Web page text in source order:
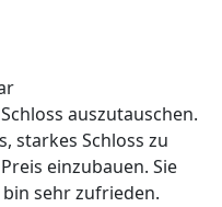
auszutauschen.
starkes Schloss zu
einzubauen. Sie
sehr zufrieden.